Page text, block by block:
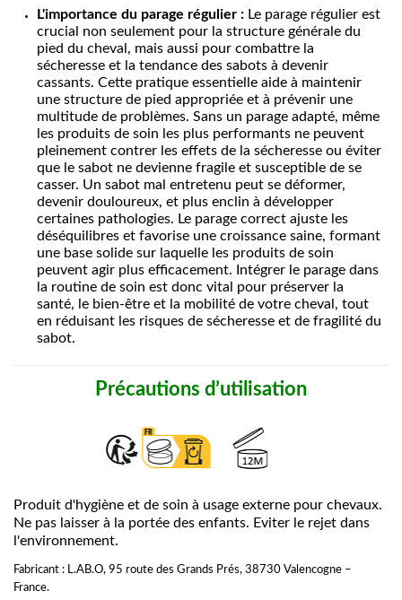
L'importance du parage régulier : Le parage régulier est
crucial non seulement pour la structure générale du
pied du cheval, mais aussi pour combattre la
sécheresse et la tendance des sabots à devenir
cassants. Cette pratique essentielle aide à maintenir
une structure de pied appropriée et à prévenir une
multitude de problèmes. Sans un parage adapté, même
les produits de soin les plus performants ne peuvent
pleinement contrer les effets de la sécheresse ou éviter
que le sabot ne devienne fragile et susceptible de se
casser. Un sabot mal entretenu peut se déformer,
devenir douloureux, et plus enclin à développer
certaines pathologies. Le parage correct ajuste les
déséquilibres et favorise une croissance saine, formant
une base solide sur laquelle les produits de soin
peuvent agir plus efficacement. Intégrer le parage dans
la routine de soin est donc vital pour préserver la
santé, le bien-être et la mobilité de votre cheval, tout
en réduisant les risques de sécheresse et de fragilité du
sabot.
Précautions d’utilisation
Produit d'hygiène et de soin à usage externe pour chevaux.
Ne pas laisser à la portée des enfants. Eviter le rejet dans
l'environnement.
Fabricant : L.AB.O, 95 route des Grands Prés, 38730 Valencogne –
France.